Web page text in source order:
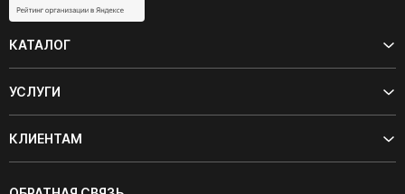
КАТАЛОГ
УСЛУГИ
КЛИЕНТАМ